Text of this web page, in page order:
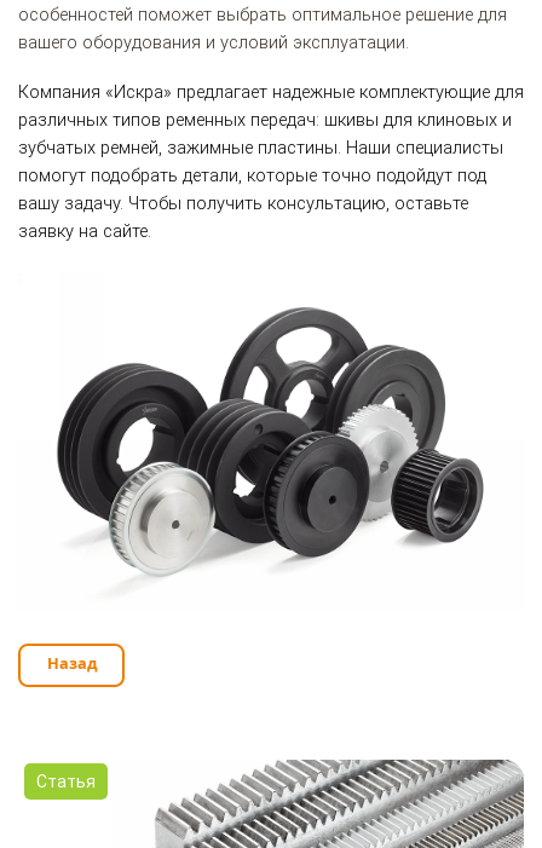
особенностей поможет выбрать оптимальное решение для
вашего оборудования и условий эксплуатации.
Компания «Искра» предлагает надежные комплектующие для
различных типов ременных передач: шкивы для клиновых и
зубчатых ремней, зажимные пластины. Наши специалисты
помогут подобрать детали, которые точно подойдут под
вашу задачу. Чтобы получить консультацию, оставьте
заявку на сайте.
Назад
Статья